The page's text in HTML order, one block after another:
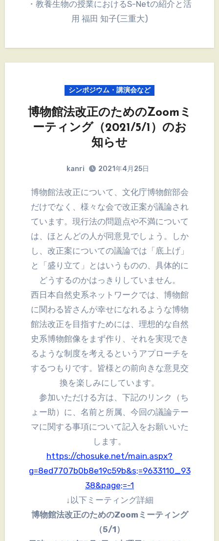
・教養生物の授業におけるS-Netの紹介と活
用 福田 知子(三重大)
シンポジウム・講演会など
博物館法改正のためのZoomミ
ーティング（2021/5/1）のお
知らせ
kanri 2021年4月25日
博物館法改正について、文化庁博物館部会
だけでなく、様々な会で改正案が議論され
ています。現行法の問題点や不満について
は、ほとんどの人が同意見でしょう。しか
し、改正案についての議論では「底上げ」
と「盛り立て」とはいうものの、具体的に
どうするのかはっきりしていません。
西日本自然史系ネットワークでは、博物館
に関わる皆さんが幸せになれるような博物
館法改正を目指すためには、理想的な自然
史系博物館像をまず作り、それを実現でき
るような制度を考えるというアプローチを
するつもりです。皆様との前向きな意見交
換を楽しみにしています。
参加いただける方は、下記のリンク（ち
ょー助）に、名前と所属、今回の議論テー
マに関する事項について記入をお願いいた
します。
https://chosuke.net/main.aspx?
g=8ed7707b0b8e19c59b&s;=9633110_93
38&page;=-1
↓以下ミーティング詳細
博物館法改正のためのZoomミーティング
（5/1）